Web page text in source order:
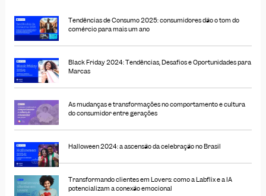
Tendências de Consumo 2025: consumidores dão o tom do
comércio para mais um ano
Black Friday 2024: Tendências, Desafios e Oportunidades para
Marcas
As mudanças e transformações no comportamento e cultura
do consumidor entre gerações
Halloween 2024: a ascensão da celebração no Brasil
Transformando clientes em Lovers: como a Labflix e a IA
potencializam a conexão emocional